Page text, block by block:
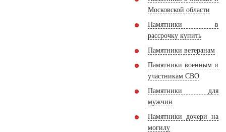
Московской области
Памятники в
рассрочку купить
Памятники ветеранам
Памятники военным и
участникам СВО
Памятники для
мужчин
Памятники дочери на
могилу